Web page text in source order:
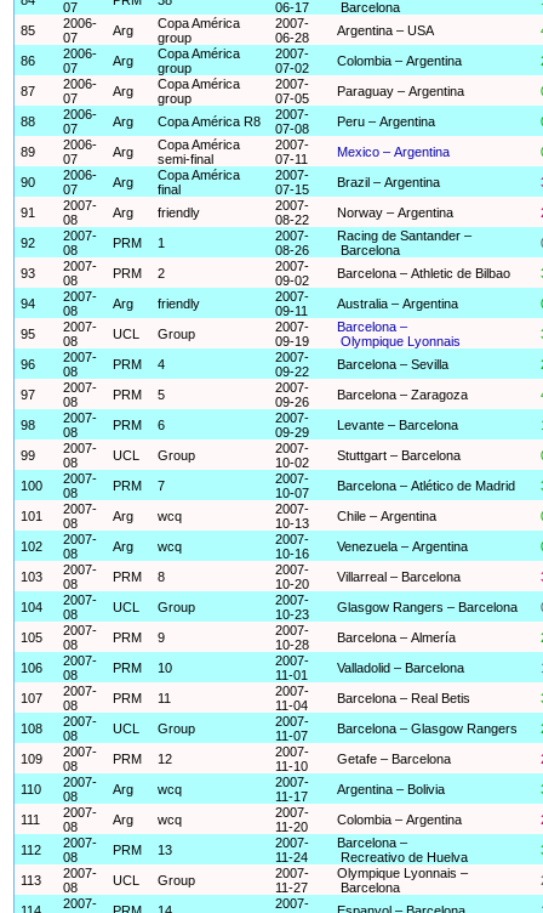
07 06-17 Barcelona
85
2006-
07
Arg
Copa América
group
2007-
06-28
Argentina – USA
86
2006-
07
Arg
Copa América
group
2007-
07-02
Colombia – Argentina
87
2006-
07
Arg
Copa América
group
2007-
07-05
Paraguay – Argentina
88
2006-
07
Arg Copa América R8
2007-
07-08
Peru – Argentina
89
2006-
07
Arg
Copa América
semi-final
2007-
07-11
Mexico – Argentina
90
2006-
07
Arg
Copa América
final
2007-
07-15
Brazil – Argentina
91
2007-
08
Arg friendly
2007-
08-22
Norway – Argentina
92
2007-
08
PRM 1
2007-
08-26
Racing de Santander –
Barcelona
93
2007-
08
PRM 2
2007-
09-02
Barcelona – Athletic de Bilbao
94
2007-
08
Arg friendly
2007-
09-11
Australia – Argentina
95
2007-
08
UCL Group
2007-
09-19
Barcelona –
Olympique Lyonnais
96
2007-
08
PRM 4
2007-
09-22
Barcelona – Sevilla
97
2007-
08
PRM 5
2007-
09-26
Barcelona – Zaragoza
98
2007-
08
PRM 6
2007-
09-29
Levante – Barcelona
99
2007-
08
UCL Group
2007-
10-02
Stuttgart – Barcelona
100
2007-
08
PRM 7
2007-
10-07
Barcelona – Atlético de Madrid
101
2007-
08
Arg wcq
2007-
10-13
Chile – Argentina
102
2007-
08
Arg wcq
2007-
10-16
Venezuela – Argentina
103
2007-
08
PRM 8
2007-
10-20
Villarreal – Barcelona
104
2007-
08
UCL Group
2007-
10-23
Glasgow Rangers – Barcelona
105
2007-
08
PRM 9
2007-
10-28
Barcelona – Almería
106
2007-
08
PRM 10
2007-
11-01
Valladolid – Barcelona
107
2007-
08
PRM 11
2007-
11-04
Barcelona – Real Betis
108
2007-
08
UCL Group
2007-
11-07
Barcelona – Glasgow Rangers
109
2007-
08
PRM 12
2007-
11-10
Getafe – Barcelona
110
2007-
08
Arg wcq
2007-
11-17
Argentina – Bolivia
111
2007-
08
Arg wcq
2007-
11-20
Colombia – Argentina
112
2007-
08
PRM 13
2007-
11-24
Barcelona –
Recreativo de Huelva
113
2007-
08
UCL Group
2007-
11-27
Olympique Lyonnais –
Barcelona
2007-
2007-